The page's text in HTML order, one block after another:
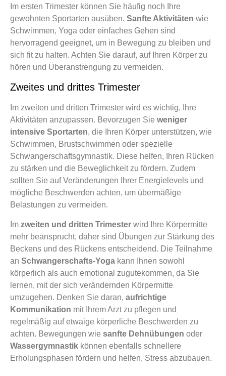
Im ersten Trimester können Sie häufig noch Ihre
gewohnten Sportarten ausüben. Sanfte Aktivitäten wie
Schwimmen, Yoga oder einfaches Gehen sind
hervorragend geeignet, um in Bewegung zu bleiben und
sich fit zu halten. Achten Sie darauf, auf Ihren Körper zu
hören und Überanstrengung zu vermeiden.
Zweites und drittes Trimester
Im zweiten und dritten Trimester wird es wichtig, Ihre
Aktivitäten anzupassen. Bevorzugen Sie weniger
intensive Sportarten, die Ihren Körper unterstützen, wie
Schwimmen, Brustschwimmen oder spezielle
Schwangerschaftsgymnastik. Diese helfen, Ihren Rücken
zu stärken und die Beweglichkeit zu fördern. Zudem
sollten Sie auf Veränderungen Ihrer Energielevels und
mögliche Beschwerden achten, um übermäßige
Belastungen zu vermeiden.
Im zweiten und dritten Trimester wird Ihre Körpermitte
mehr beansprucht, daher sind Übungen zur Stärkung des
Beckens und des Rückens entscheidend. Die Teilnahme
an Schwangerschafts-Yoga kann Ihnen sowohl
körperlich als auch emotional zugutekommen, da Sie
lernen, mit der sich verändernden Körpermitte
umzugehen. Denken Sie daran, aufrichtige
Kommunikation mit Ihrem Arzt zu pflegen und
regelmäßig auf etwaige körperliche Beschwerden zu
achten. Bewegungen wie sanfte Dehnübungen oder
Wassergymnastik können ebenfalls schnellere
Erholungsphasen fördern und helfen, Stress abzubauen.